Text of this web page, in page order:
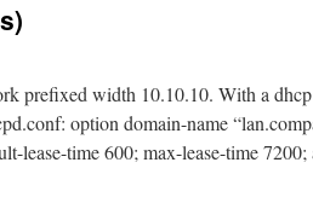
prefixed width 10.10.10. With a
option domain-name
lease-time 600; max-lease-time